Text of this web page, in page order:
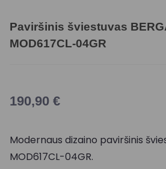
Paviršinis šviestuvas
MOD617CL-04GR
190,90 €
Modernaus dizaino paviršinis
MOD617CL-04GR.